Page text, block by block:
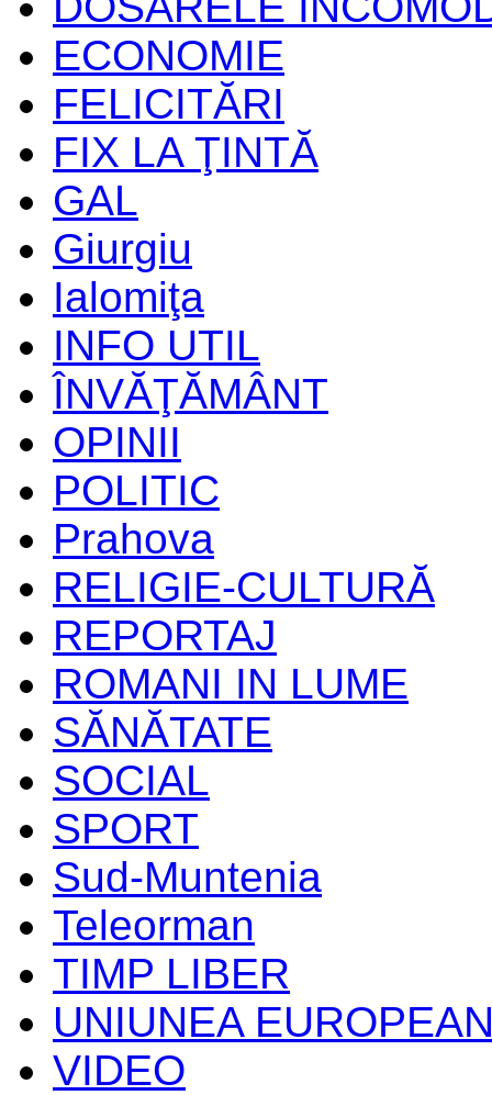
ECONOMIE
FELICITĂRI
FIX LA ŢINTĂ
GAL
Giurgiu
Ialomiţa
INFO UTIL
ÎNVĂŢĂMÂNT
OPINII
POLITIC
Prahova
RELIGIE-CULTURĂ
REPORTAJ
ROMANI IN LUME
SĂNĂTATE
SOCIAL
SPORT
Sud-Muntenia
Teleorman
TIMP LIBER
UNIUNEA
VIDEO